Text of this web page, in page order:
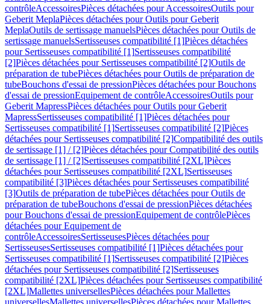
contrôleAccessoiresPièces détachées pour AccessoiresOutils pour
Geberit MeplaPièces détachées pour Outils pour Geberit
MeplaOutils de sertissage manuelsPièces détachées pour Outils de
sertissage manuelsSertisseuses compatibilité [1]Pièces détachées
pour Sertisseuses compatibilité [1]Sertisseuses compatibilité
[2]Pièces détachées pour Sertisseuses compatibilité [2]Outils de
préparation de tubePièces détachées pour Outils de préparation de
tubeBouchons d'essai de pressionPièces détachées pour Bouchons
d'essai de pressionEquipement de contrôleAccessoiresOutils pour
Geberit MapressPièces détachées pour Outils pour Geberit
MapressSertisseuses compatibilité [1]Pièces détachées pour
Sertisseuses compatibilité [1]Sertisseuses compatibilité [2]Pièces
détachées pour Sertisseuses compatibilité [2]Compatibilité des outils
de sertissage [1] / [2]Pièces détachées pour Compatibilité des outils
de sertissage [1] / [2]Sertisseuses compatibilité [2XL]Pièces
détachées pour Sertisseuses compatibilité [2XL]Sertisseuses
compatibilité [3]Pièces détachées pour Sertisseuses compatibilité
[3]Outils de préparation de tubePièces détachées pour Outils de
préparation de tubeBouchons d'essai de pressionPièces détachées
pour Bouchons d'essai de pressionEquipement de contrôlePièces
détachées pour Equipement de
contrôleAccessoiresSertisseusesPièces détachées pour
SertisseusesSertisseuses compatibilité [1]Pièces détachées pour
Sertisseuses compatibilité [1]Sertisseuses compatibilité [2]Pièces
détachées pour Sertisseuses compatibilité [2]Sertisseuses
compatibilité [2XL]Pièces détachées pour Sertisseuses compatibilité
[2XL]Mallettes universellesPièces détachées pour Mallettes
universellesMallettes universellesPièces détachées pour Mallettes